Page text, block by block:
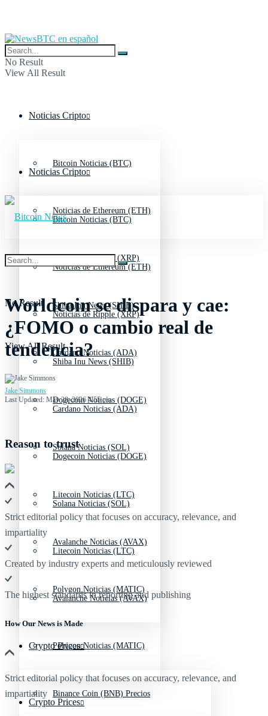
No Result
View All Result
Noticias Cripto
Bitcoin Noticias (BTC)
Noticias de Ethereum (ETH)
Noticias de Ripple (XRP)
Shiba Inu News (SHIB)
Cardano Noticias (ADA)
Dogecoin Noticias (DOGE)
Solana Noticias (SOL)
Litecoin Noticias (LTC)
Avalanche Noticias (AVAX)
Polygon Noticias (MATIC)
Crypto Prices
Binance Coin (BNB) Precios
Noticias Cripto
Bitcoin Noticias (BTC)
Noticias de Ethereum (ETH)
Noticias de Ripple (XRP)
Shiba Inu News (SHIB)
Cardano Noticias (ADA)
Dogecoin Noticias (DOGE)
Solana Noticias (SOL)
Litecoin Noticias (LTC)
Avalanche Noticias (AVAX)
Polygon Noticias (MATIC)
Crypto Prices
No Result
View All Result
Worldcoin se dispara y cae:
¿FOMO o cambio real de
tendencia?
Jake Simmons
Last Updated: May 28, 2026 4:55 pm
Reason to trust
Strict editorial policy that focuses on accuracy, relevance, and
impartiality
Created by industry experts and meticulously reviewed
The highest standards in reporting and publishing
How Our News is Made
Strict editorial policy that focuses on accuracy, relevance, and
impartiality